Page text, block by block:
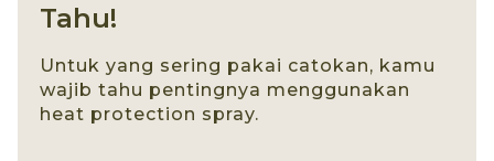
Tahu!
Untuk yang sering pakai catokan, kamu
wajib tahu pentingnya menggunakan
heat protection spray.